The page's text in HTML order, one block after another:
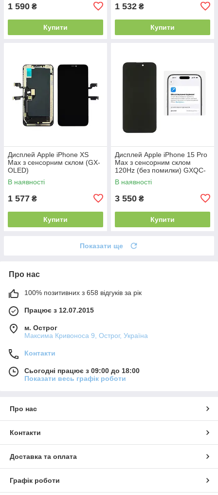
1 590 ₴
Купити
1 532 ₴
Купити
Дисплей Apple iPhone XS
Max з сенсорним склом (GX-
OLED)
В наявності
1 577 ₴
Купити
Дисплей Apple iPhone 15 Pro
Max з сенсорним склом
120Hz (без помилки) GXQC-
Super IN CELL FHD Service
Pack
В наявності
3 550 ₴
Купити
Показати ще
Про нас
100% позитивних з 658 відгуків за рік
Працює з 12.07.2015
м. Острог
Максима Кривоноса 9, Острог, Україна
Контакти
Сьогодні працює з 09:00 до 18:00
Показати весь графік роботи
Про нас
Контакти
Доставка та оплата
Графік роботи